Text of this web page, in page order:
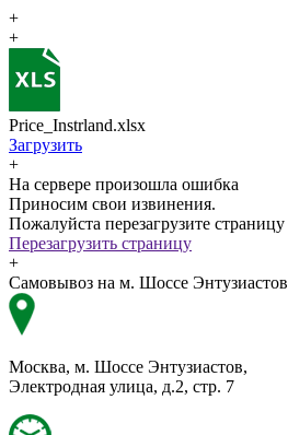
+
+
Price_Instrland.xlsx
Загрузить
+
На сервере произошла ошибка
Приносим свои извинения.
Пожалуйста перезагрузите страницу
Перезагрузить страницу
+
Самовывоз на м. Шоссе Энтузиастов
Москва, м. Шоссе Энтузиастов,
Электродная улица, д.2, стр. 7